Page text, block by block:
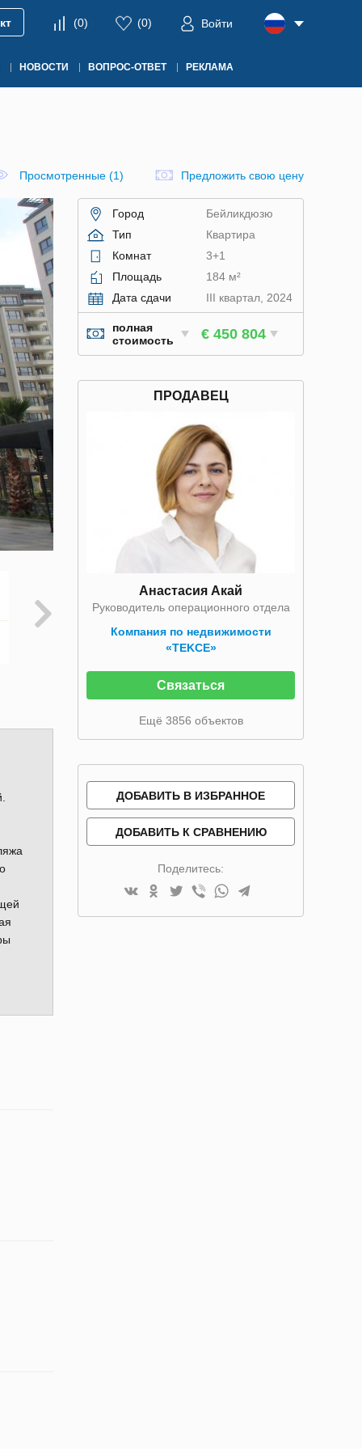
(0) (0) Войти
НОВОСТИ ВОПРОС-ОТВЕТ РЕКЛАМА
Просмотренные (1) Предложить свою цену
Город
Бейликдюзю
Тип
Квартира
Комнат
3+1
Площадь
184 м²
Дата сдачи
III квартал, 2024
полная
стоимость
€ 450 804
ПРОДАВЕЦ
Анастасия Акай
Руководитель операционного отдела
Компания по недвижимости
«TEKCE»
Связаться
Ещё 3856 объектов
ДОБАВИТЬ В ИЗБРАННОЕ
ДОБАВИТЬ К СРАВНЕНИЮ
Поделитесь: